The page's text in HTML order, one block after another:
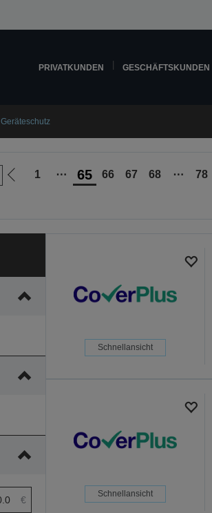
PRIVATKUNDEN GESCHÄFTSKUNDEN
Geräteschutz
Zur
1 ⋯ 65 66 67 68 ⋯ 78
€
Schnellansicht
Schnellansicht